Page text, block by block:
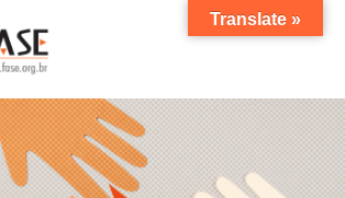
Translate »